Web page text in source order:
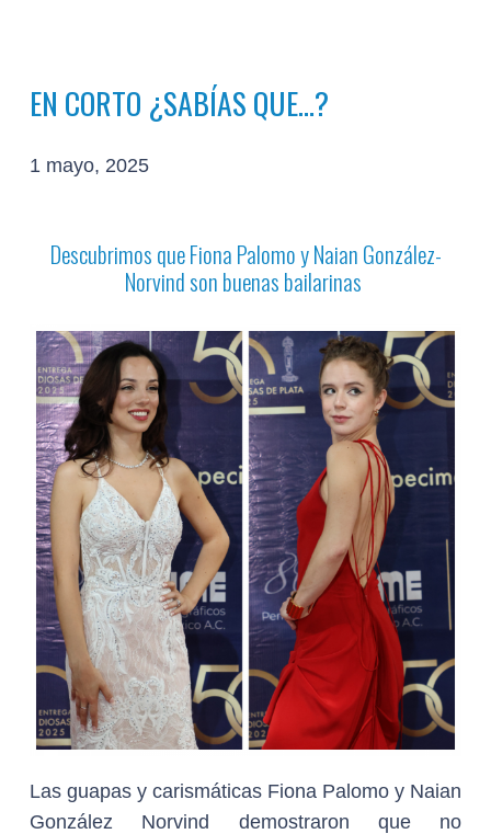
EN CORTO ¿SABÍAS QUE…?
1 mayo, 2025
Descubrimos que Fiona Palomo y Naian González-
Norvind son buenas bailarinas
Las guapas y carismáticas Fiona Palomo y Naian
González Norvind demostraron que no